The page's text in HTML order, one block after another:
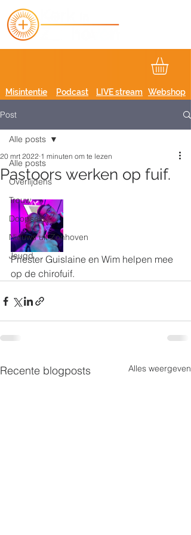
Podcast
Misintentie LIVE stream Webshop
Post
Alle posts
Overlijdens
Trouw
Doopsel
Nieuws uit Zonhoven
Jeugd
Alle posts
Pastoors werken op fuif.
20 mrt 2022 1 minuten om te lezen
Priester Guislaine en Wim helpen mee
op de chirofuif.
Recente blogposts Alles weergeven